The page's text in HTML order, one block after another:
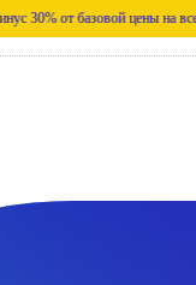
базовой цены на все